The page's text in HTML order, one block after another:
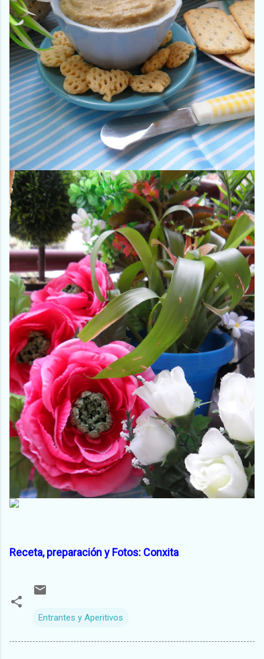
Receta, preparación y Fotos: Conxita
Entrantes y Aperitivos